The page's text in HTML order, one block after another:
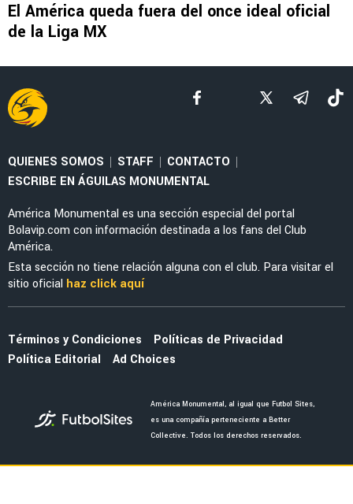
NOTICIAS
América se queda sin nominados al Balón de
Oro y Juego de Estrellas